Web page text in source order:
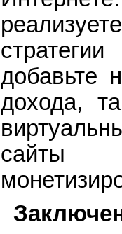
добавьте
дохода,
сайты